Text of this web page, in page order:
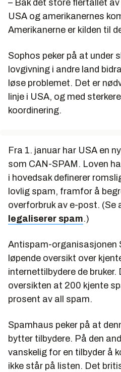
– Bak det store flertallet
USA og amerikanernes
Amerikanerne er kilden til
Sophos peker på at under
lovgivning i andre land
løse problemet. Det er
linje i USA, og med
koordinering.
Fra 1. januar har USA en
som CAN-SPAM. Loven
i hovedsak definerer
lovlig spam, framfor å
overforbruk av e-post. (Se
legaliserer spam.)
Antispam-organisasjonen
løpende oversikt over
internettilbydere de
oversikten at 200 kjente
prosent av all spam.
Spamhaus peker på at
bytter tilbydere. På den
vanskelig for en tilbyder å
ikke står på listen. Det